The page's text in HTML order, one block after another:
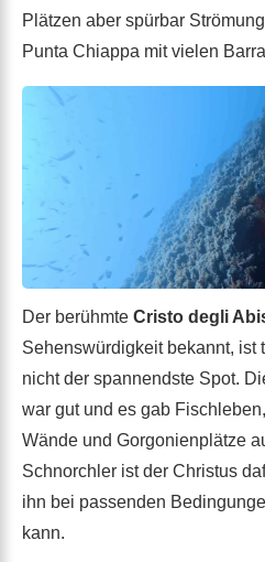
Plätzen aber spürbar
Punta Chiappa mit vielen
Der berühmte Cristo degli
Sehenswürdigkeit bekannt, ist
nicht der spannendste Spot.
war gut und es gab
Wände und Gorgonienplätze
Schnorchler ist der Christus
ihn bei passenden
kann.